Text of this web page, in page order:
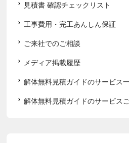
見積書 確認チェックリスト
工事費用・完工あんしん保証
ご来社でのご相談
メディア掲載履歴
解体無料見積ガイドのサービス
解体無料見積ガイドのサービス